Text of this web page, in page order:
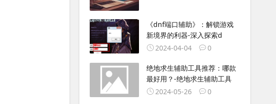
《dnf端口辅助》：解锁游戏
新境界的利器-深入探索d
2024-04-04
0
绝地求生辅助工具推荐：哪款
最好用？-绝地求生辅助工具
2024-05-26
0